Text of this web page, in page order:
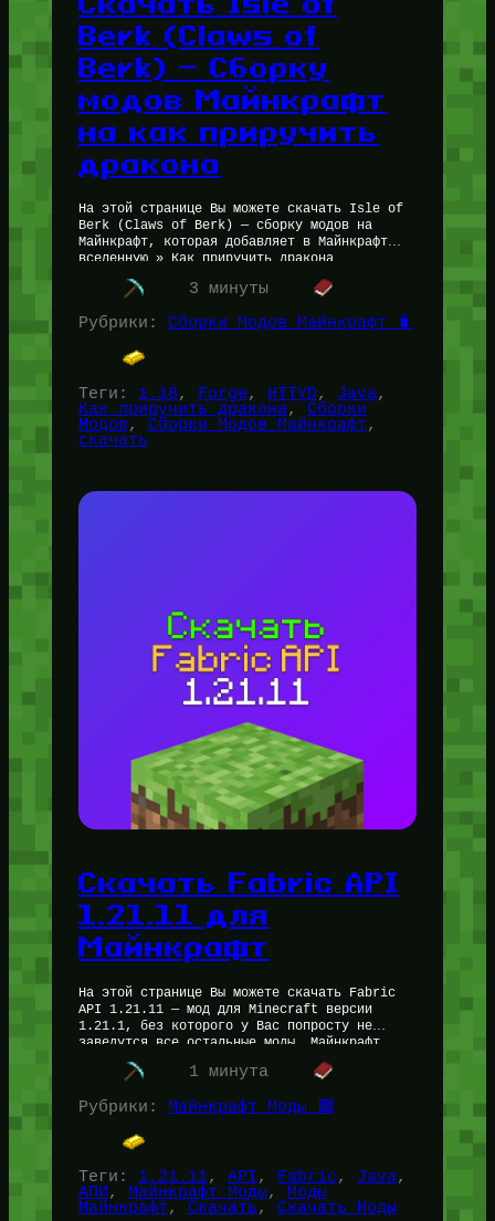
Berk (Claws of
Berk) — Сборку
модов Майнкрафт
на как приручить
дракона
На этой странице Вы можете скачать Isle of
Berk (Claws of Berk) — сборку модов на
Майнкрафт, которая добавляет в Майнкрафт
вселенную » Как приручить дракона…
Читать далее…
3 минуты
Рубрики: Сборки Модов Майнкрафт 🧳
Теги: 1.18, Forge, HTTYD, Java
Как приручить дракона, Сборки
Модов, Сборки Модов Майнкрафт
скачать
Скачать Fabric API
1.21.11 для
Майнкрафт
На этой странице Вы можете скачать Fabric
API 1.21.11 — мод для Minecraft версии
1.21.1, без которого у Вас попросту не
заведутся все остальные моды. Майнкрафт…
Читать далее…
1 минута
Рубрики:
Майнкрафт Моды 🟩
Теги: 1.21.11, API, Fabric, Java
АПИ, Майнкрафт Моды, Моды
Майнкрафт, Скачать, Скачать Моды